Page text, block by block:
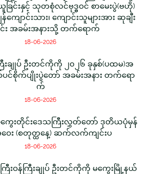
ခြင်းနှင့် သုတစုံလင်ဗုဒ္ဓဝင် စာမေးပွဲ(ဗဟို)
ောင်းသား၊ ကျောင်းသူများအား ဆုချီး
ြင်း အခမ်းအနားသို့ တက်ရောက်
18-06-2026
းချုပ် ဦးတင်ကိုကို ၂၀၂၆ ခုနှစ်(ပထမ)အ
ပင်စိုက်ပျိုးပွဲတော် အခမ်းအနား တက်ရော
က်
18-06-2026
းတိုင်းဒေသကြီးလွှတ်တော် ဒုတိယပုံမှန်
ေး (စတုတ္ထနေ့) ဆက်လက်ကျင်းပ
18-06-2026
ြီးဝန်ကြီးချုပ် ဦးတင်ကိုကို မကွေးမြို့နယ်